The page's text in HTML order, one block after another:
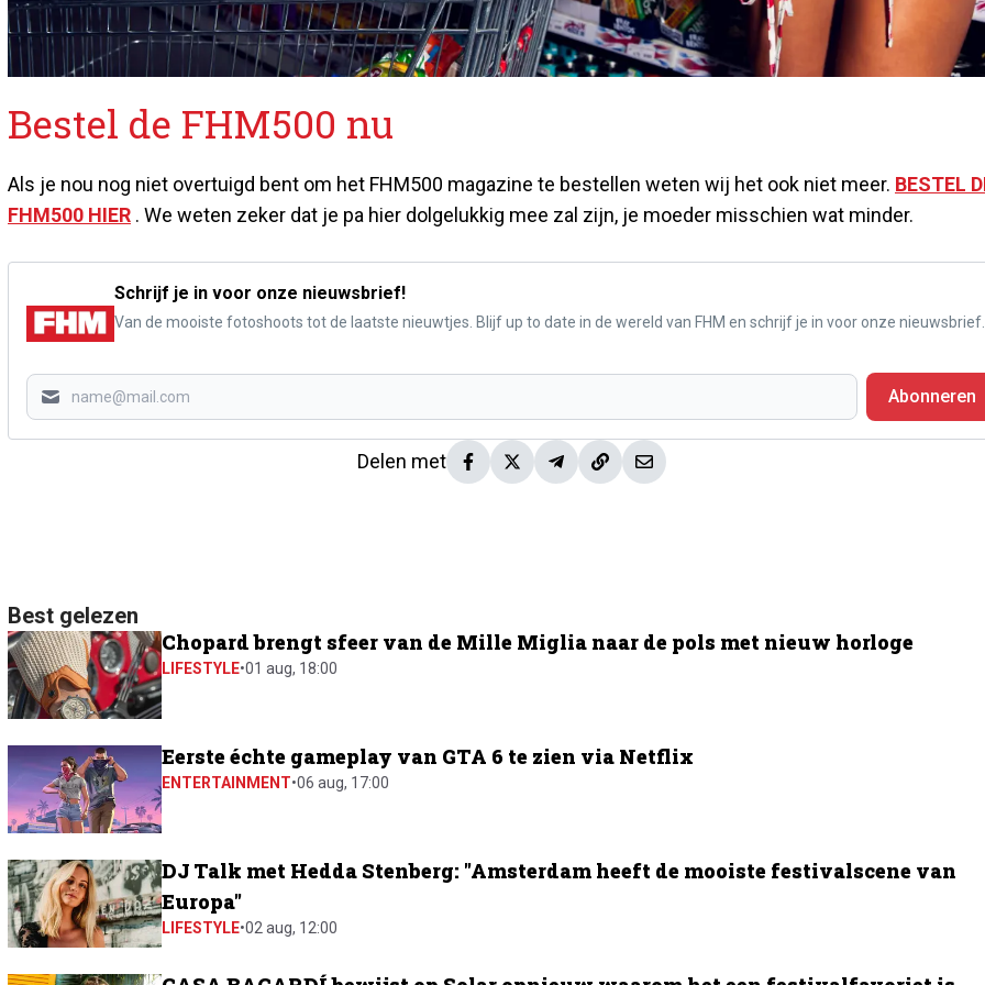
Bestel de FHM500 nu
Als je nou nog niet overtuigd bent om het FHM500 magazine te bestellen weten wij het ook niet meer. BESTEL
FHM500 HIER . We weten zeker dat je pa hier dolgelukkig mee zal zijn, je moeder misschien wat minder.
Schrijf je in voor onze nieuwsbrief!
Van de mooiste fotoshoots tot de laatste nieuwtjes. Blijf up to date in de wereld van FHM en schrijf je in voor onze nieuwsbrief.
Abonneren
Delen met
Best gelezen
Chopard brengt sfeer van de Mille Miglia naar de pols met nieuw horloge
LIFESTYLE•01 aug, 18:00
Eerste échte gameplay van GTA 6 te zien via Netflix
ENTERTAINMENT•06 aug, 17:00
DJ Talk met Hedda Stenberg: "Amsterdam heeft de mooiste festivalscene van
Europa"
LIFESTYLE•02 aug, 12:00